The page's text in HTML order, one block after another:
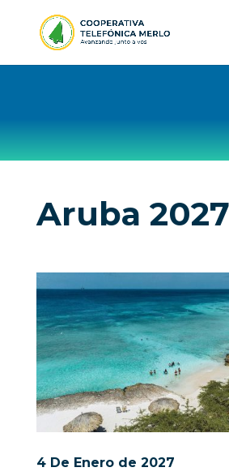
Aruba 2027
4 De Enero de 2027